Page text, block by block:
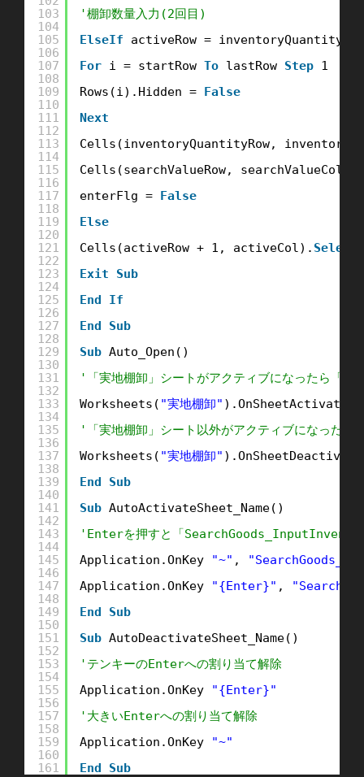
103
104
105
106
107
108
109
110
111
112
113
114
115
116
117
118
119
120
121
122
123
124
125
126
127
128
129
130
131
132
133
134
135
136
137
138
139
140
141
142
143
144
145
146
147
148
149
150
151
152
153
154
155
156
157
158
159
160
161
'棚卸数量入力(2回目)
ElseIf
activeRow =
For i = startRow To lastRow Step 1
Rows(i).Hidden = False
Next
Cells(inventoryQuantityRow,
Cells(searchValueRow, searchValueCol).
enterFlg = False
Else
Cells(activeRow + 1, activeCol). Select
Exit
Sub
End
If
End
Sub
Sub Auto_Open()
'「実地棚卸」シートがアクティブになったら「
Worksheets( "実地棚卸" ).OnSheetActivate
'「実地棚卸」シート以外がアクティブになった
Worksheets( "実地棚卸"
End
Sub
Sub AutoActivateSheet_Name()
'Enterを押すと「
Application.OnKey
"~" ,
Application.OnKey
"{Enter}" ,
End
Sub
Sub AutoDeactivateSheet_Name()
'テンキーのEnterへの割り当て解除
Application.OnKey
"{Enter}"
'大きいEnterへの割り当て解除
Application.OnKey
"~"
End
Sub